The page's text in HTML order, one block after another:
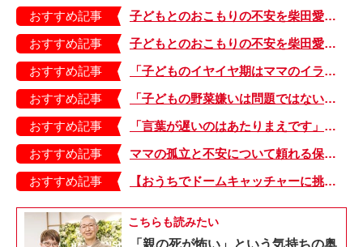
おすすめ記事
子どもとのおこもりの不安を柴田愛子先生に聞きました〜家族編〜
おすすめ記事
子どもとのおこもりの不安を柴田愛子先生に聞きました〜コミュニケーション編〜
おすすめ記事
「子どものイヤイヤ期はママのイライラ期」保育のプロ・柴田愛子先生に聞きました【第3回】
おすすめ記事
「子どもの野菜嫌いは問題ではない」保育のプロ・柴田愛子先生に聞きました【第2回】
おすすめ記事
「言葉が遅いのはあたりまえです」保育のプロ・柴田愛子先生に聞きました【第1回】
おすすめ記事
ママの孤立と不安について頼れる保育者・柴田愛子先生に聞きました【前編】
おすすめ記事
【おうちでドームキャッチャーに挑戦だ】アンパンマン わくわくドームキャッチャー
こちらも読みたい
「親の死が怖い」という気持ちの奥